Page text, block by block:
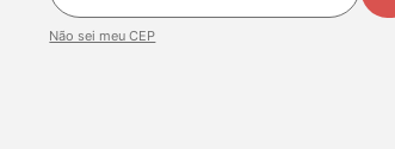
Não sei meu CEP